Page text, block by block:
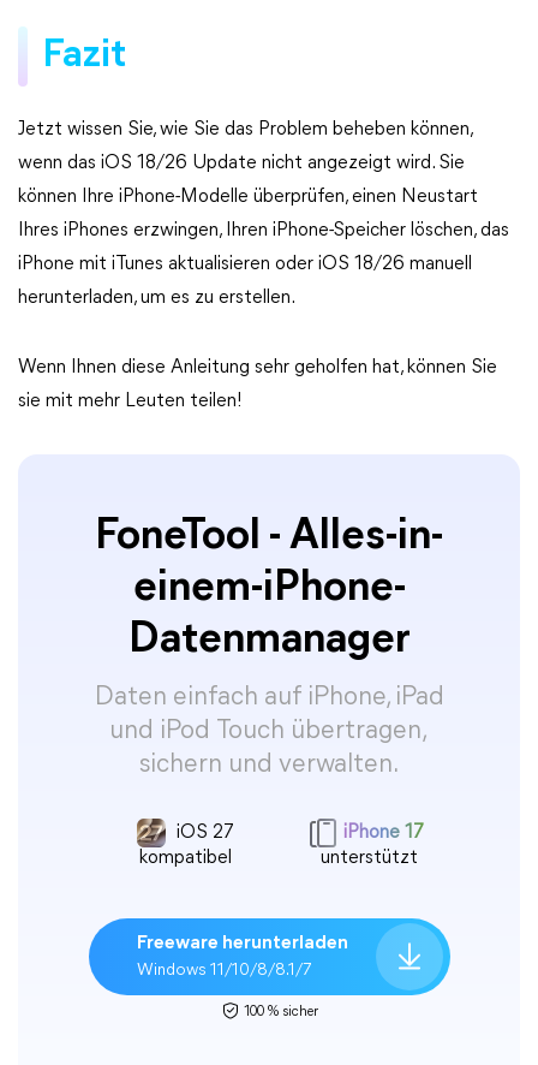
Fazit
Jetzt wissen Sie, wie Sie das Problem beheben können,
wenn das iOS 18/26 Update nicht angezeigt wird. Sie
können Ihre iPhone-Modelle überprüfen, einen Neustart
Ihres iPhones erzwingen, Ihren iPhone-Speicher löschen, das
iPhone mit iTunes aktualisieren oder iOS 18/26 manuell
herunterladen, um es zu erstellen.
Wenn Ihnen diese Anleitung sehr geholfen hat, können Sie
sie mit mehr Leuten teilen!
FoneTool - Alles-in-
einem-iPhone-
Datenmanager
Daten einfach auf iPhone, iPad
und iPod Touch übertragen,
sichern und verwalten.
iOS 27
kompatibel
iPhone 17
unterstützt
Freeware herunterladen
Windows 11/10/8/8.1/7
100 % sicher